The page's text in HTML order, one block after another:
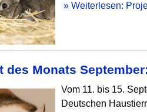
» Weiterlesen:
des Monats
Vom 11. bis 15.
Deutschen